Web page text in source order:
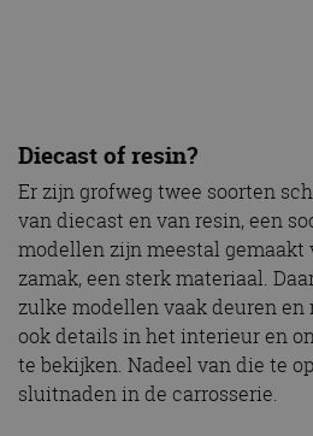
Diecast of resin?
Er zijn grofweg twee soorten
van diecast en van resin, een
modellen zijn meestal gemaakt
zamak, een sterk materiaal.
zulke modellen vaak deuren en
ook details in het interieur en
te bekijken. Nadeel van die te
sluitnaden in de carrosserie.